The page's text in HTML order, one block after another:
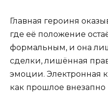
Главная героиня
где её положение
формальным, и она
сделки, лишённая
эмоции. Электронная
как прошлое внезапно